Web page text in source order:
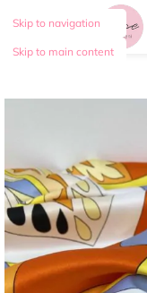
Skip to navigation
Skip to main content